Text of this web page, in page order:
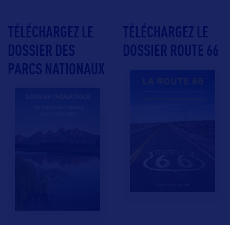
TÉLÉCHARGEZ LE
DOSSIER DES
PARCS NATIONAUX
TÉLÉCHARGEZ LE
DOSSIER ROUTE 66